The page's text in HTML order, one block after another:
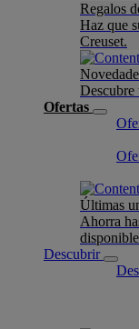
Regalos
Haz que
Creuset.
Descubre
Ofertas
Últimas
Ahorra
Descubrir